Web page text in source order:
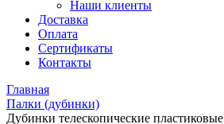
Наши клиенты
Доставка
Оплата
Сертификаты
Контакты
Главная
Палки (дубинки)
Дубинки телескопические пластиковые